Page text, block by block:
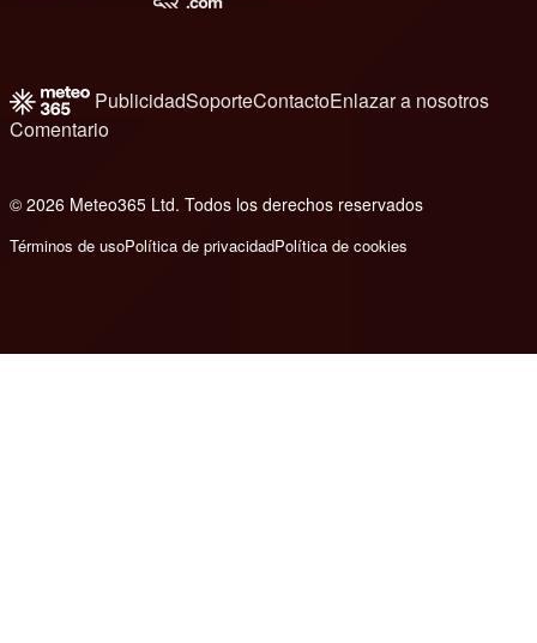
PublicidadSoporteContactoEnlazar a nosotros
Comentario
© 2026 Meteo365 Ltd. Todos los derechos reservados
Términos de usoPolítica de privacidadPolítica de cookies